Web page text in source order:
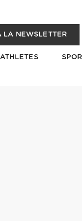
LA NEWSLETTER
ATHLETES